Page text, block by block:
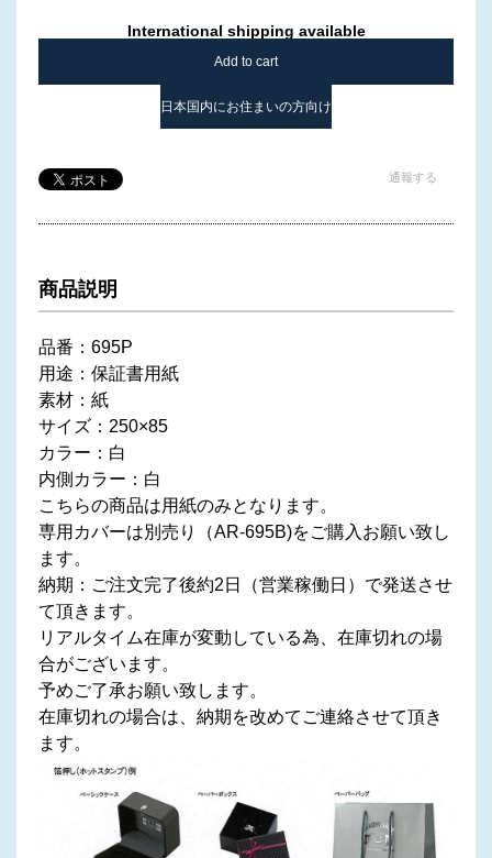
International shipping available
Add to cart
日本国内にお住まいの方向け
通報する
商品説明
品番：695P
用途：保証書用紙
素材：紙
サイズ：250×85
カラー：白
内側カラー：白
こちらの商品は用紙のみとなります。
専用カバーは別売り（AR-695B)をご購入お願い致し
ます。
納期：ご注文完了後約2日（営業稼働日）で発送させ
て頂きます。
リアルタイム在庫が変動している為、在庫切れの場
合がございます。
予めご了承お願い致します。
在庫切れの場合は、納期を改めてご連絡させて頂き
ます。